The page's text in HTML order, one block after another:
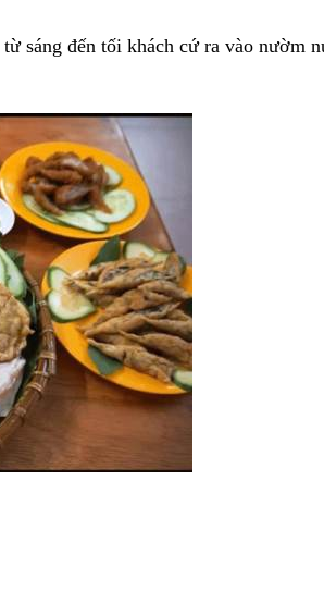
sáng đến tối khách cứ ra vào nườm